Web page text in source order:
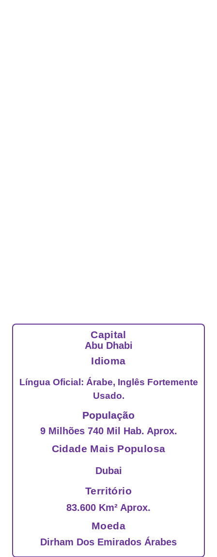
Capital
Abu Dhabi
Idioma
Língua Oficial: Árabe, Inglês Fortemente
Usado.
População
9 Milhões 740 Mil Hab. Aprox.
Cidade Mais Populosa
Dubai
Território
83.600 Km² Aprox.
Moeda
Dirham Dos Emirados Árabes